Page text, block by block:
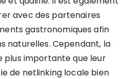
avec des partenaires
gastronomiques afin
naturelles. Cependant, la
plus importante que leur
de netlinking locale bien